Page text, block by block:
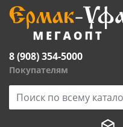
8 (908) 354-5000
Покупателям